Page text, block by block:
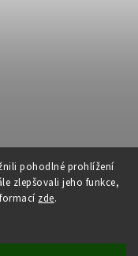
pohodlné prohlížení
zlepšovali jeho funkce,
zde.